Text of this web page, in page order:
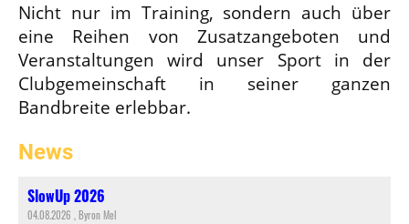
Nicht nur im Training, sondern auch über
eine Reihen von Zusatzangeboten und
Veranstaltungen wird unser Sport in der
Clubgemeinschaft in seiner ganzen
Bandbreite erlebbar.
News
SlowUp 2026
04.08.2026 , Byron Mel